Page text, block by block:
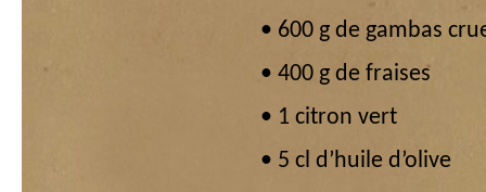
• 600 g de gambas
• 400 g de fraises
• 1 citron vert
• 5 cl d’huile d’olive